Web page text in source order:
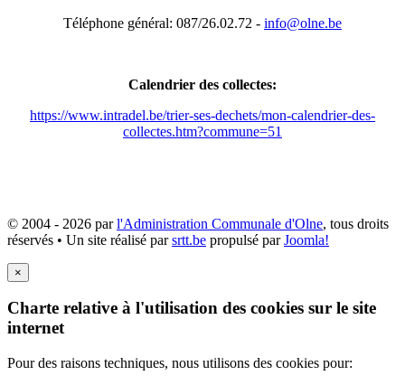
Téléphone général: 087/26.02.72 - info@olne.be
Calendrier des collectes:
https://www.intradel.be/trier-ses-dechets/mon-calendrier-des-
collectes.htm?commune=51
© 2004 - 2026 parl'Administration Communale d'Olne, tous droits
réservés • Un site réalisé parsrtt.be propulsé parJoomla!
×
Charte relative à l'utilisation des cookies sur le site
internet
Pour des raisons techniques, nous utilisons des cookies pour: